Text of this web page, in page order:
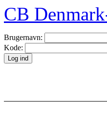
CB
Brugernavn:
Kode: